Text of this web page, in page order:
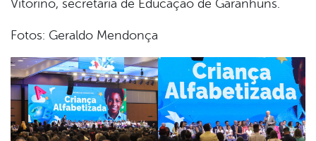
Vitorino, secretária de Educação de Garanhuns.
Fotos: Geraldo Mendonça